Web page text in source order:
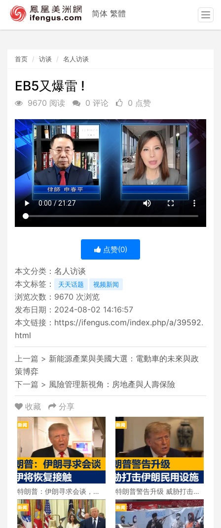
首页 访谈 名人访谈
EB5又爆雷 !
9670 阅读 0 评论 0 点赞
点赞(0)
本文分类： 名人访谈
本文标签：
天天话题 视频新闻
浏览次数： 9670 次浏览
发布日期：2024-08-02 14:16:57
本文链接： https://ifengus.com/index.php/a/39592.
html
上一篇 > 新能源產業與美國大選：電動車的未來與政
策博弈
下一篇 > 風險管理新視角：房地產與人壽保險
收藏 分享
特朗普：伊朗寻求会谈，美
伊将恢复接触
特朗普警告升级 威胁打击伊
朗民用设施
简体 繁體
T
o
a